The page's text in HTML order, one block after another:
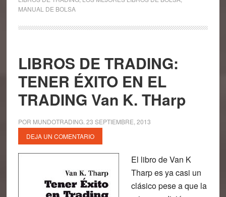
MANUAL DE BOLSA
LIBROS DE TRADING:
TENER ÉXITO EN EL
TRADING Van K. THarp
POR MUNDOTRADING. 23 SEPTIEMBRE, 2013
DEJA UN COMENTARIO
El libro de Van K
Tharp es ya casi un
clásico pese a que la